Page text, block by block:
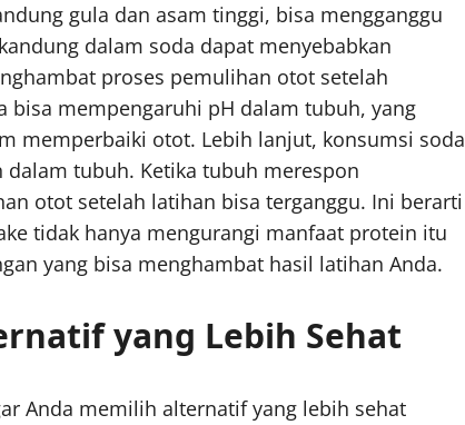
gula dan asam tinggi, bisa mengganggu
dalam soda dapat menyebabkan
proses pemulihan otot setelah
bisa mempengaruhi pH dalam tubuh, yang
memperbaiki otot. Lebih lanjut, konsumsi soda
tubuh. Ketika tubuh merespon
otot setelah latihan bisa terganggu. Ini berarti
tidak hanya mengurangi manfaat protein itu
yang bisa menghambat hasil latihan Anda.
yang Lebih Sehat
Anda memilih alternatif yang lebih sehat